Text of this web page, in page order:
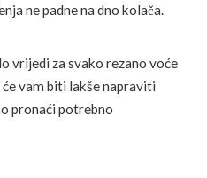
ne padne na dno kolača.
vrijedi za svako rezano voće
vam biti lakše napraviti
pronaći potrebno